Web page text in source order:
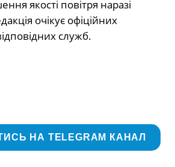
якості повітря наразі
очікує офіційних
служб.
НА TELEGRAM КАНАЛ